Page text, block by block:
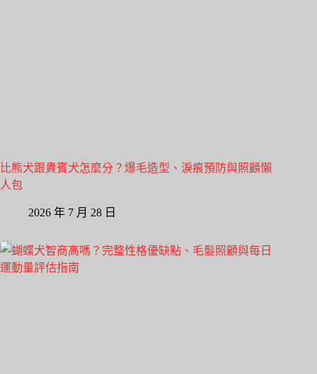
比熊犬跟貴賓犬怎麼分？爆毛造型、淚痕預防與照顧懶
人包
2026 年 7 月 28 日